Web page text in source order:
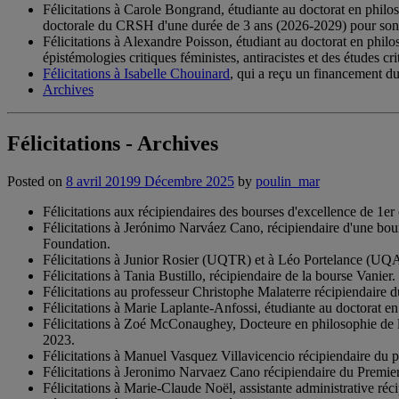
Félicitations à Carole Bongrand, étudiante au doctorat en
doctorale du CRSH d'une durée de 3 ans (2026-2029) pour
Félicitations à Alexandre Poisson, étudiant au doctorat en
épistémologies critiques féministes, antiracistes et des études
Félicitations à Isabelle Chouinard, qui a reçu un financement
Archives
Félicitations - Archives
Posted on 8 avril 20199 Décembre 2025 by poulin_mar
Félicitations aux récipiendaires des bourses d'excellence de
Félicitations à Jerónimo Narváez Cano, récipiendaire d'une
Foundation.
Félicitations à Junior Rosier (UQTR) et à Léo Portelance
Félicitations à Tania Bustillo, récipiendaire de la bourse Vanier.
Félicitations au professeur Christophe Malaterre récipiendaire
Félicitations à Marie Laplante-Anfossi, étudiante au doctorat
Félicitations à Zoé McConaughey, Docteure en philosophie
2023.
Félicitations à Manuel Vasquez Villavicencio récipiendaire du
Félicitations à Jeronimo Narvaez Cano récipiendaire du
Félicitations à Marie-Claude Noël, assistante administrative